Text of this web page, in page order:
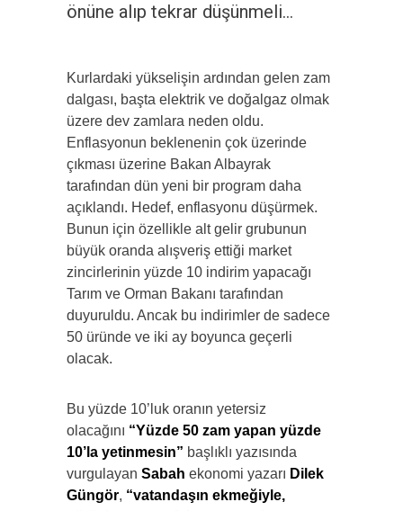
önüne alıp tekrar düşünmeli…
Kurlardaki yükselişin ardından gelen zam
dalgası, başta elektrik ve doğalgaz olmak
üzere dev zamlara neden oldu.
Enflasyonun beklenenin çok üzerinde
çıkması üzerine Bakan Albayrak
tarafından dün yeni bir program daha
açıklandı. Hedef, enflasyonu düşürmek.
Bunun için özellikle alt gelir grubunun
büyük oranda alışveriş ettiği market
zincirlerinin yüzde 10 indirim yapacağı
Tarım ve Orman Bakanı tarafından
duyuruldu. Ancak bu indirimler de sadece
50 üründe ve iki ay boyunca geçerli
olacak.
Bu yüzde 10’luk oranın yetersiz
olacağını “Yüzde 50 zam yapan yüzde
10’la yetinmesin” başlıklı yazısında
vurgulayan Sabah ekonomi yazarı Dilek
Güngör, “vatandaşın ekmeğiyle,